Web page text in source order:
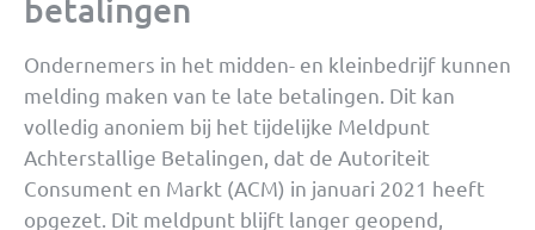
betalingen
Ondernemers in het midden- en kleinbedrijf kunnen
melding maken van te late betalingen. Dit kan
volledig anoniem bij het tijdelijke Meldpunt
Achterstallige Betalingen, dat de Autoriteit
Consument en Markt (ACM) in januari 2021 heeft
opgezet. Dit meldpunt blijft langer geopend,